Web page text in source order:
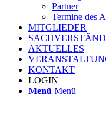
Partner
Termine des
MITGLIEDER
AKTUELLES
KONTAKT
LOGIN
Menü Menü